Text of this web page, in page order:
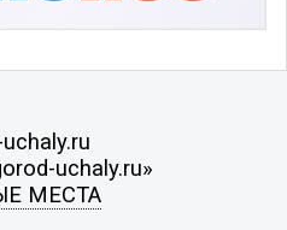
uchaly.ru»
МЕСТА